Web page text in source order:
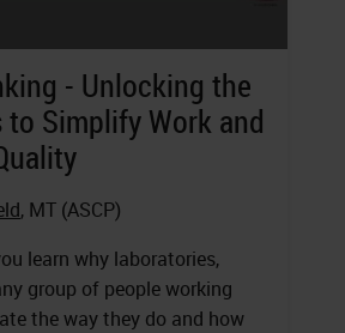
- Unlocking the
to Simplify Work and
, MT (ASCP)
learn why laboratories,
group of people working
the way they do and how